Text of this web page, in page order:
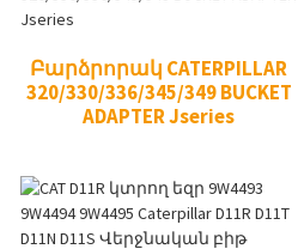
Բարձրորակ CATERPILLAR
320/330/336/345/349 BUCKET
ADAPTER Jseries